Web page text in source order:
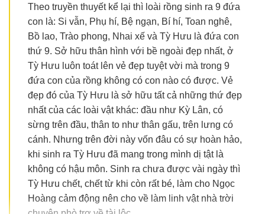
Theo truyền thuyết kể lại thì loài rồng sinh ra 9 đứa
con là: Si vẫn, Phụ hí, Bệ ngạn, Bí hí, Toan nghê,
Bồ lao, Trào phong, Nhai xế và Tỳ Hưu là đứa con
thứ 9. Sở hữu thân hình với bề ngoài đẹp nhất, ở
Tỳ Hưu luôn toát lên vẻ đẹp tuyệt vời mà trong 9
đứa con của rồng không có con nào có được. Vẻ
đẹp đó của Tỳ Hưu là sở hữu tất cả những thứ đẹp
nhất của các loài vật khác: đầu như Kỳ Lân, có
sừng trên đầu, thân to như thân gấu, trên lưng có
cánh. Nhưng trên đời này vốn đâu có sự hoàn hảo,
khi sinh ra Tỳ Hưu đã mang trong mình dị tật là
không có hậu môn. Sinh ra chưa được vài ngày thì
Tỳ Hưu chết, chết từ khi còn rất bé, làm cho Ngọc
Hoàng cảm động nên cho về làm linh vật nhà trời